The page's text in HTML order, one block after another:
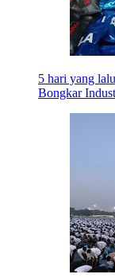
5 hari yang lalu
Bongkar